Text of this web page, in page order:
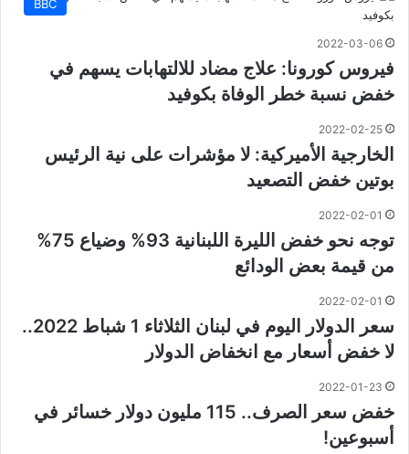
BBC
2022-03-06
فيروس كورونا: علاج مضاد للالتهابات يسهم في
خفض نسبة خطر الوفاة بكوفيد
2022-02-25
الخارجية الأميركية: لا مؤشرات على نية الرئيس
بوتين خفض التصعيد
2022-02-01
توجه نحو خفض الليرة اللبنانية 93% وضياع 75%
من قيمة بعض الودائع
2022-02-01
سعر الدولار اليوم في لبنان الثلاثاء 1 شباط 2022..
لا خفض أسعار مع انخفاض الدولار
2022-01-23
خفض سعر الصرف.. 115 مليون دولار خسائر في
أسبوعين!